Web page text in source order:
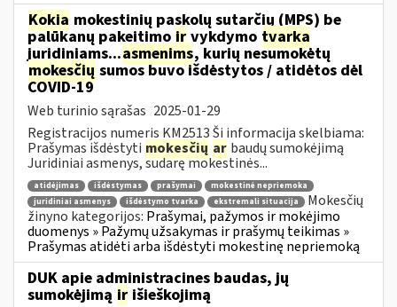
Kokia mokestinių paskolų sutarčių (MPS) be
palūkanų pakeitimo ir vykdymo tvarka
juridiniams...asmenims, kurių nesumokėtų
mokesčių sumos buvo išdėstytos / atidėtos dėl
COVID-19
Web turinio sąrašas 2025-01-29
Registracijos numeris KM2513 Ši informacija skelbiama:
Prašymas išdėstyti mokesčių ar baudų sumokėjimą
Juridiniai asmenys, sudarę mokestinės...
atidėjimas išdėstymas prašymai
mokestinė nepriemoka
juridiniai asmenys
išdėstymo tvarka ekstremali situacija
Mokesčių
žinyno kategorijos: Prašymai, pažymos ir mokėjimo
duomenys » Pažymų užsakymas ir prašymų teikimas »
Prašymas atidėti arba išdėstyti mokestinę nepriemoką
DUK apie administracines baudas, jų
sumokėjimą ir išieškojimą